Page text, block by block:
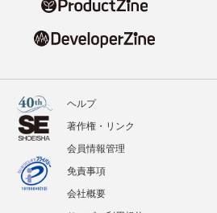
ヘルプ
著作権・リンク
会員情報管理
免責事項
会社概要